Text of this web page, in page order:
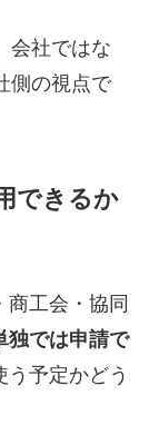
会社ではな
側の視点で
できるか
商工会・協同
独では申請で
予定かどう